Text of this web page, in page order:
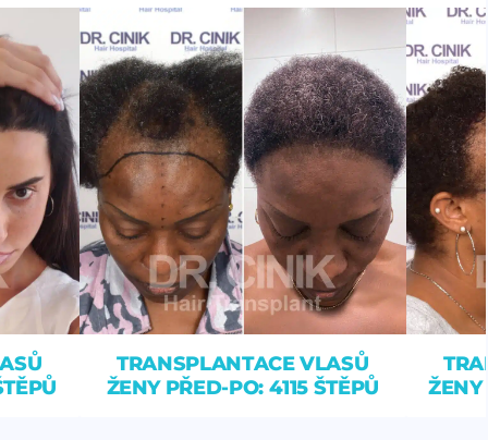
TRANSPLANTACE VLASŮ
ŽENY PŘED-PO: 4115 ŠTĚPŮ
ŽENY